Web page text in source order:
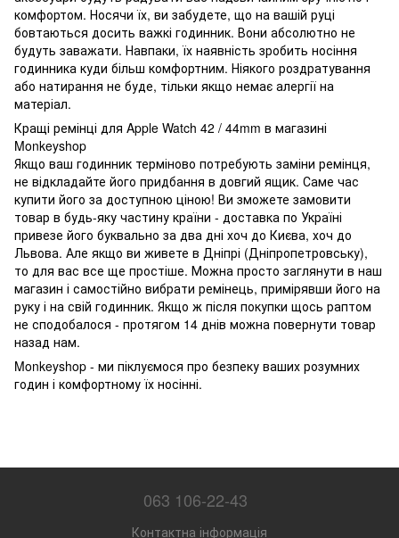
комфортом. Носячи їх, ви забудете, що на вашій руці
бовтаються досить важкі годинник. Вони абсолютно не
будуть заважати. Навпаки, їх наявність зробить носіння
годинника куди більш комфортним. Ніякого роздратування
або натирання не буде, тільки якщо немає алергії на
матеріал.
Кращі ремінці для Apple Watch 42 / 44mm в магазині
Monkeyshop
Якщо ваш годинник терміново потребують заміни ремінця,
не відкладайте його придбання в довгий ящик. Саме час
купити його за доступною ціною! Ви зможете замовити
товар в будь-яку частину країни - доставка по Україні
привезе його буквально за два дні хоч до Києва, хоч до
Львова. Але якщо ви живете в Дніпрі (Дніпропетровську),
то для вас все ще простіше. Можна просто заглянути в наш
магазин і самостійно вибрати ремінець, примірявши його на
руку і на свій годинник. Якщо ж після покупки щось раптом
не сподобалося - протягом 14 днів можна повернути товар
назад нам.
Monkeyshop - ми піклуємося про безпеку ваших розумних
годин і комфортному їх носінні.
063 106-22-43
Контактна інформація